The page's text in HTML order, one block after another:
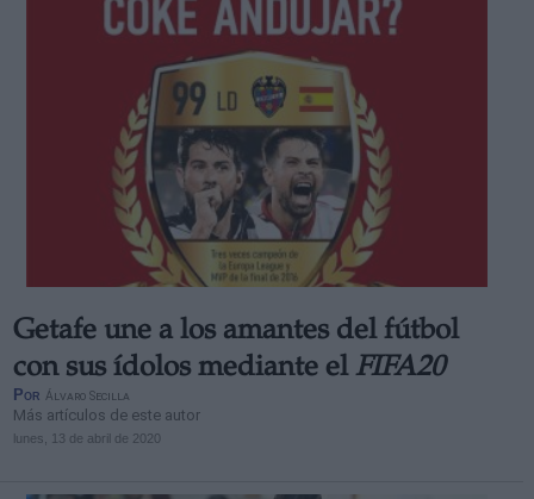
Getafe une a los amantes del fútbol
con sus ídolos mediante el FIFA20
Por Álvaro Secilla
Más artículos de este autor
lunes, 13 de abril de 2020